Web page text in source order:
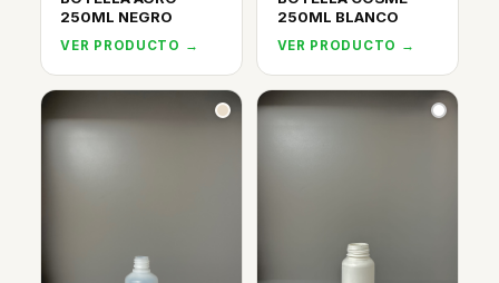
250ML NEGRO
VER PRODUCTO →
250ML BLANCO
VER PRODUCTO →